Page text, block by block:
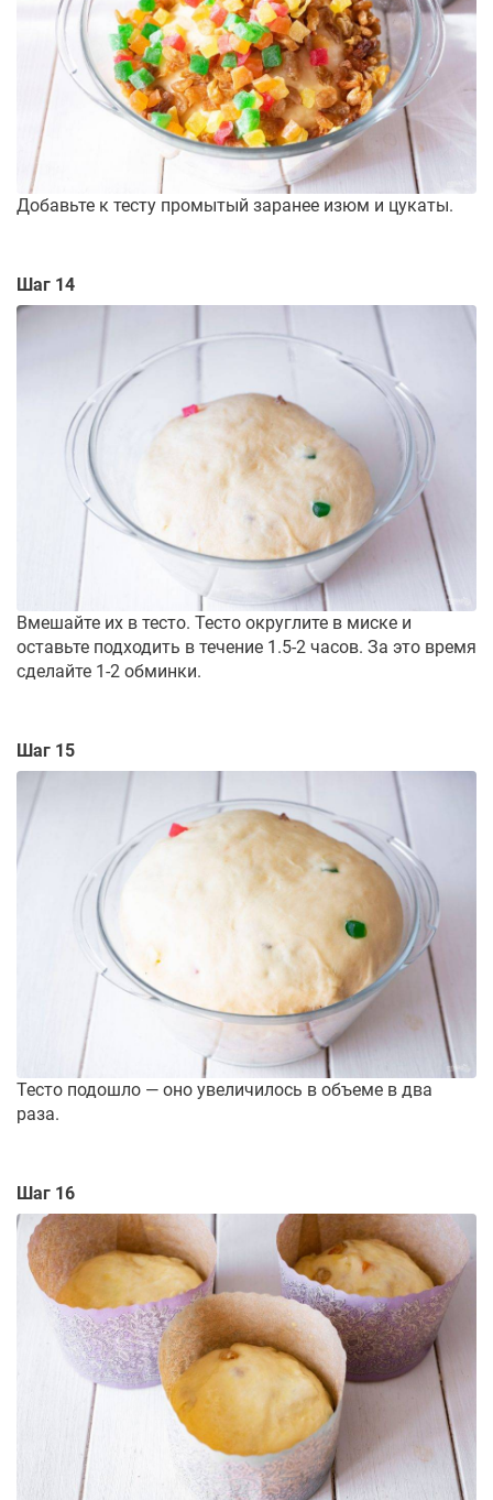
Добавьте к тесту промытый заранее изюм и цукаты.
Шаг 14
Вмешайте их в тесто. Тесто округлите в миске и
оставьте подходить в течение 1.5-2 часов. За это время
сделайте 1-2 обминки.
Шаг 15
Тесто подошло — оно увеличилось в объеме в два
раза.
Шаг 16